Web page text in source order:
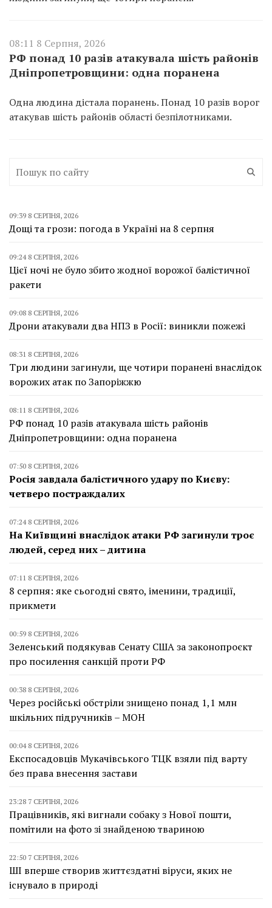
08:11 8 Серпня, 2026
РФ понад 10 разів атакувала шість районів
Дніпропетровщини: одна поранена
Одна людина дістала поранень. Понад 10 разів ворог
атакував шість районів області безпілотниками.
09:39 8 СЕРПНЯ, 2026
Дощі та грози: погода в Україні на 8 серпня
09:24 8 СЕРПНЯ, 2026
Цієї ночі не було збито жодної ворожої балістичної
ракети
09:08 8 СЕРПНЯ, 2026
Дрони атакували два НПЗ в Росії: виникли пожежі
08:31 8 СЕРПНЯ, 2026
Три людини загинули, ще чотири поранені внаслідок
ворожих атак по Запоріжжю
08:11 8 СЕРПНЯ, 2026
РФ понад 10 разів атакувала шість районів
Дніпропетровщини: одна поранена
07:50 8 СЕРПНЯ, 2026
Росія завдала балістичного удару по Києву:
четверо постраждалих
07:24 8 СЕРПНЯ, 2026
На Київщині внаслідок атаки РФ загинули троє
людей, серед них – дитина
07:11 8 СЕРПНЯ, 2026
8 серпня: яке сьогодні свято, іменини, традиції,
прикмети
00:59 8 СЕРПНЯ, 2026
Зеленський подякував Сенату США за законопроєкт
про посилення санкцій проти РФ
00:38 8 СЕРПНЯ, 2026
Через російські обстріли знищено понад 1,1 млн
шкільних підручників – МОН
00:04 8 СЕРПНЯ, 2026
Експосадовців Мукачівського ТЦК взяли під варту
без права внесення застави
23:28 7 СЕРПНЯ, 2026
Працівників, які вигнали собаку з Нової пошти,
помітили на фото зі знайденою твариною
22:50 7 СЕРПНЯ, 2026
ШІ вперше створив життєздатні віруси, яких не
існувало в природі